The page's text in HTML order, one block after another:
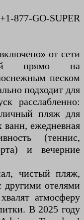
877-GO-SUPER
от сети
прямо на
песком
подходит для
расслабленно:
пляж для
ежедневная
(теннис,
и вечерние
чистый пляж,
другими отелями
атмосферу
В 2025 году